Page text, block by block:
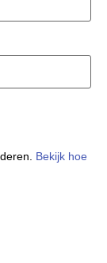
Bekijk hoe